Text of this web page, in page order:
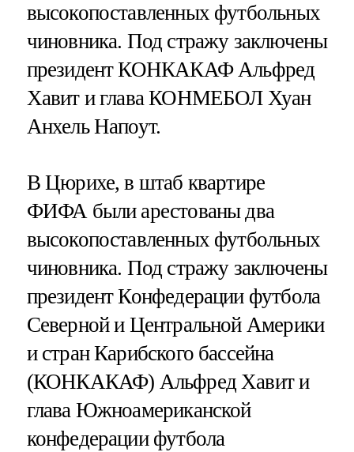
высокопоставленных футбольных
чиновника. Под стражу заключены
президент КОНКАКАФ Альфред
Хавит и глава КОНМЕБОЛ Хуан
Анхель Напоут.
В Цюрихе, в штаб квартире
ФИФА были арестованы два
высокопоставленных футбольных
чиновника. Под стражу заключены
президент Конфедерации футбола
Северной и Центральной Америки
и стран Карибского бассейна
(КОНКАКАФ) Альфред Хавит и
глава Южноамериканской
конфедерации футбола